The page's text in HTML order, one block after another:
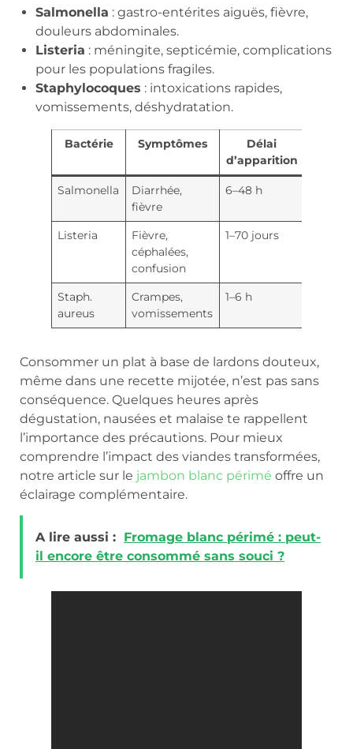
Salmonella : gastro-entérites aiguës, fièvre,
douleurs abdominales.
Listeria : méningite, septicémie, complications
pour les populations fragiles.
Staphylocoques : intoxications rapides,
vomissements, déshydratation.
Bactérie Symptômes
Délai
d’apparition
Salmonella
Diarrhée,
fièvre
6–48 h
Listeria
Fièvre,
céphalées,
confusion
1–70 jours
Staph.
aureus
Crampes,
vomissements
1–6 h
Consommer un plat à base de lardons douteux,
même dans une recette mijotée, n’est pas sans
conséquence. Quelques heures après
dégustation, nausées et malaise te rappellent
l’importance des précautions. Pour mieux
comprendre l’impact des viandes transformées,
notre article sur le jambon blanc périmé offre un
éclairage complémentaire.
A lire aussi : Fromage blanc périmé : peut-
il encore être consommé sans souci ?